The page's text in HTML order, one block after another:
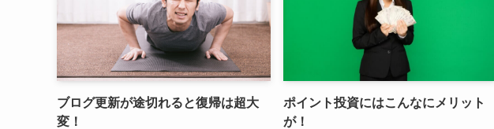
ブログ更新が途切れると復帰は超大
変！
ポイント投資にはこんなにメリット
が！